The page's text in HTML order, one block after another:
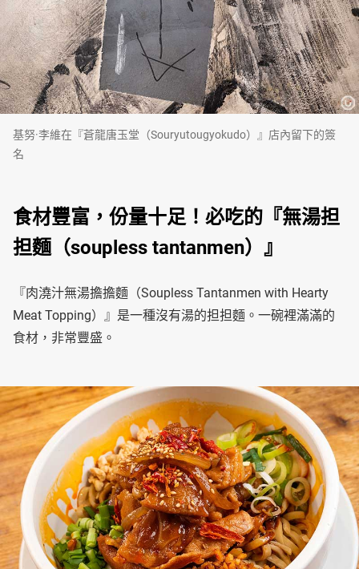
基努·李維在『蒼龍唐玉堂（Souryutougyokudo）』店內留下的簽
名
食材豐富，份量十足！必吃的『無湯担
担麵（soupless tantanmen）』
『肉澆汁無湯擔擔麵（Soupless Tantanmen with Hearty
Meat Topping）』是一種沒有湯的担担麵。一碗裡滿滿的
食材，非常豐盛。